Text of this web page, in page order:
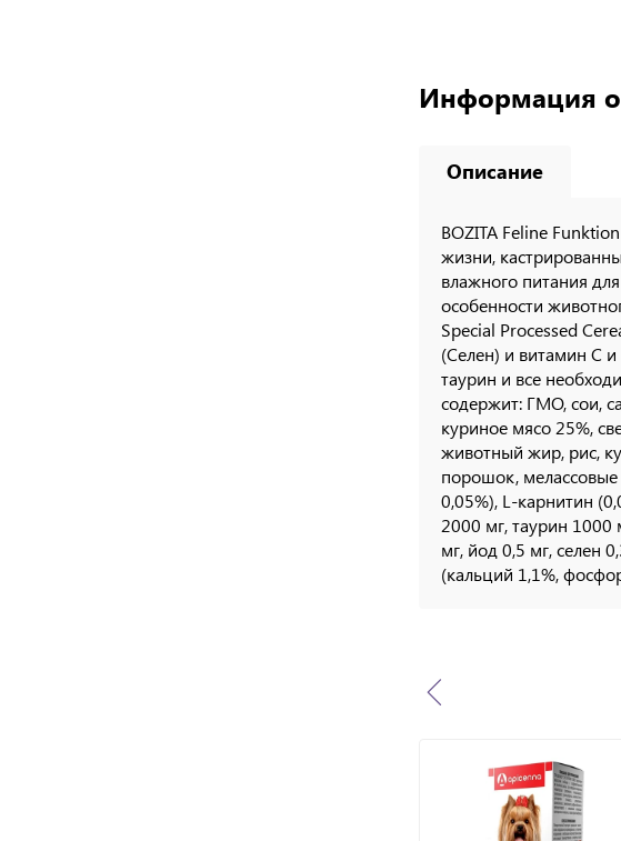
Информация о
Описание
BOZITA Feline
жизни,
влажного питания
особенности
Special Processed
(Селен) и витамин C
таурин и все
содержит: ГМО, сои,
куриное мясо 25%,
животный жир, рис,
порошок,
0,05%), L-карнитин
2000 мг, таурин 1000
мг, йод 0,5 мг, селен
(кальций 1,1%,